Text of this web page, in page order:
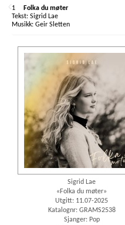
1
Folka du møter
Sigrid Lae
Geir Sletten
Sigrid Lae
«Folka du møter»
Utgitt: 11.07-2025
Katalognr: GRAMS2538
Sjanger: Pop